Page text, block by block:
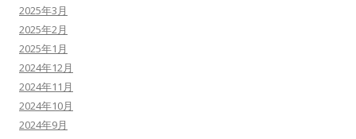
2025年3月
2025年2月
2025年1月
2024年12月
2024年11月
2024年10月
2024年9月